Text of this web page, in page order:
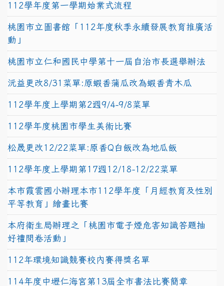
112學年度第一學期始業式流程
桃園市立圖書館「112年度秋季永續發展教育推廣活
動」
桃園市立仁和國民中學第十一屆自治市長選舉辦法
沅益更改8/31菜單:原蝦香蒲瓜改為蝦香青木瓜
112學年度上學期第2週9/4-9/8菜單
112學年度桃園市學生美術比賽
松晟更改12/22菜單:原香Q白飯改為地瓜飯
112學年度上學期第17週12/18-12/22菜單
本市霞雲國小辦理本市112學年度「月經教育及性別
平等教育」繪畫比賽
本府衛生局辦理之「桃園市電子煙危害知識答題抽
好禮問卷活動」
112年環境知識競賽校內賽得獎名單
114年度中壢仁海宮第13屆全市書法比賽簡章